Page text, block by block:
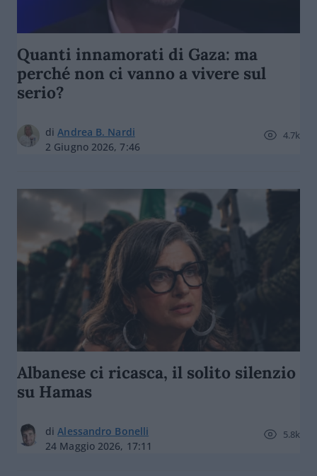
Quanti innamorati di Gaza: ma
perché non ci vanno a vivere sul
serio?
diAndrea B. Nardi
2 Giugno 2026, 7:46
4.7k
Albanese ci ricasca, il solito silenzio
su Hamas
diAlessandro Bonelli
24 Maggio 2026, 17:11
5.8k